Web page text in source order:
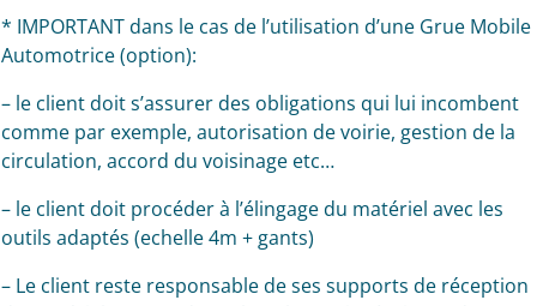
* IMPORTANT dans le cas de l’utilisation d’une Grue Mobile
Automotrice (option):
– le client doit s’assurer des obligations qui lui incombent
comme par exemple, autorisation de voirie, gestion de la
circulation, accord du voisinage etc…
– le client doit procéder à l’élingage du matériel avec les
outils adaptés (echelle 4m + gants)
– Le client reste responsable de ses supports de réception